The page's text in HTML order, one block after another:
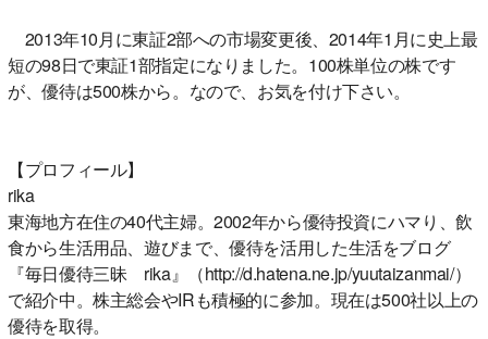
2013年10月に東証2部への市場変更後、2014年1月に史上最
短の98日で東証1部指定になりました。100株単位の株です
が、優待は500株から。なので、お気を付け下さい。
【プロフィール】
rika
東海地方在住の40代主婦。2002年から優待投資にハマり、飲
食から生活用品、遊びまで、優待を活用した生活をブログ
『毎日優待三昧 rika』（http://d.hatena.ne.jp/yuutaizanmai/）
で紹介中。株主総会やIRも積極的に参加。現在は500社以上の
優待を取得。